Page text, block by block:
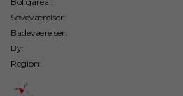
Soveværelser:
Badeværelser:
By:
Region: